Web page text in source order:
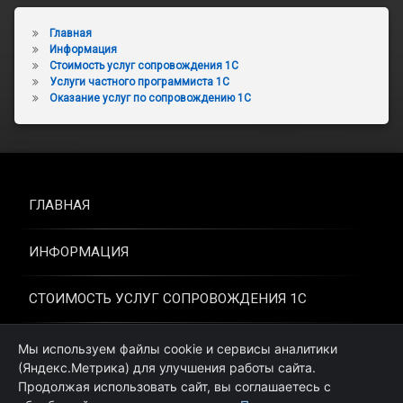
Главная
Информация
Стоимость услуг сопровождения 1С
Услуги частного программиста 1С
Оказание услуг по сопровождению 1С
ГЛАВНАЯ
ИНФОРМАЦИЯ
СТОИМОСТЬ УСЛУГ СОПРОВОЖДЕНИЯ 1С
УСЛУГИ ЧАСТНОГО ПРОГРАММИСТА 1С
ОКАЗАНИЕ УСЛУГ ПО СОПРОВОЖДЕНИЮ 1С
Мы используем файлы cookie и сервисы аналитики
(Яндекс.Метрика) для улучшения работы сайта.
Продолжая использовать сайт, вы соглашаетесь с